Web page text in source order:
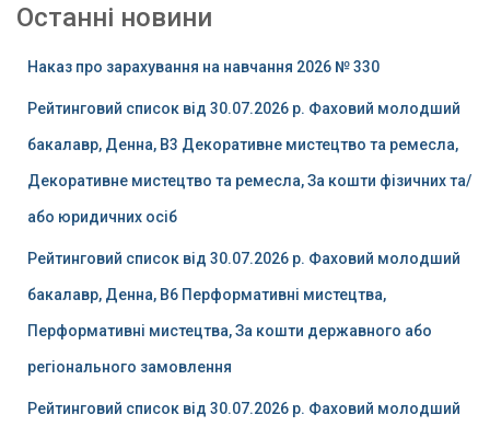
Останні новини
Наказ про зарахування на навчання 2026 № 330
Рейтинговий список від 30.07.2026 р. Фаховий молодший
бакалавр, Денна, B3 Декоративне мистецтво та ремесла,
Декоративне мистецтво та ремесла, За кошти фізичних та/
або юридичних осіб
Рейтинговий список від 30.07.2026 р. Фаховий молодший
бакалавр, Денна, B6 Перформативні мистецтва,
Перформативні мистецтва, За кошти державного або
регіонального замовлення
Рейтинговий список від 30.07.2026 р. Фаховий молодший